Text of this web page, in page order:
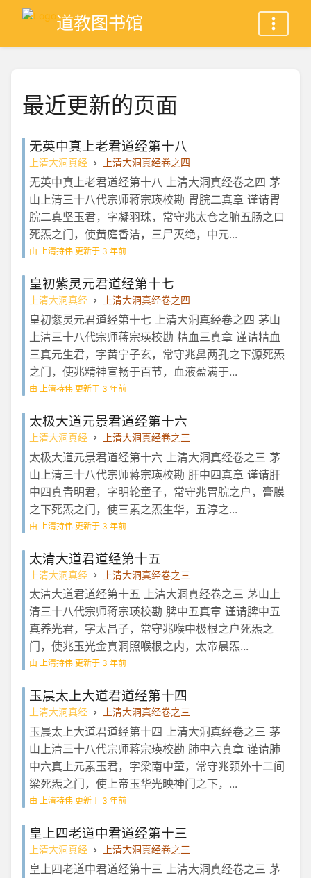
道教图书馆
最近更新的页面
无英中真上老君道经第十八
上清大洞真经 上清大洞真经卷之四
无英中真上老君道经第十八 上清大洞真经卷之四 茅
山上清三十八代宗师蒋宗瑛校勘 胃脘二真章 谨请胃
脘二真坚玉君，字凝羽珠，常守兆太仓之腑五肠之口
死炁之门，使黄庭香洁，三尸灭绝，中元...
由 上清持伟 更新于 3 年前
皇初紫灵元君道经第十七
上清大洞真经 上清大洞真经卷之四
皇初紫灵元君道经第十七 上清大洞真经卷之四 茅山
上清三十八代宗师蒋宗瑛校勘 精血三真章 谨请精血
三真元生君，字黄宁子玄，常守兆鼻两孔之下源死炁
之门，使兆精神宣畅于百节，血液盈满于...
由 上清持伟 更新于 3 年前
太极大道元景君道经第十六
上清大洞真经 上清大洞真经卷之三
太极大道元景君道经第十六 上清大洞真经卷之三 茅
山上清三十八代宗师蒋宗瑛校勘 肝中四真章 谨请肝
中四真青明君，字明轮童子，常守兆胃脘之户，膏膜
之下死炁之门，使三素之炁生华，五淳之...
由 上清持伟 更新于 3 年前
太清大道君道经第十五
上清大洞真经 上清大洞真经卷之三
太清大道君道经第十五 上清大洞真经卷之三 茅山上
清三十八代宗师蒋宗瑛校勘 脾中五真章 谨请脾中五
真养光君，字太昌子，常守兆喉中极根之户死炁之
门，使兆玉光金真洞照喉根之内，太帝晨炁...
由 上清持伟 更新于 3 年前
玉晨太上大道君道经第十四
上清大洞真经 上清大洞真经卷之三
玉晨太上大道君道经第十四 上清大洞真经卷之三 茅
山上清三十八代宗师蒋宗瑛校勘 肺中六真章 谨请肺
中六真上元素玉君，字梁南中童，常守兆颈外十二间
梁死炁之门，使上帝玉华光映神门之下，...
由 上清持伟 更新于 3 年前
皇上四老道中君道经第十三
上清大洞真经 上清大洞真经卷之三
皇上四老道中君道经第十三 上清大洞真经卷之三 茅